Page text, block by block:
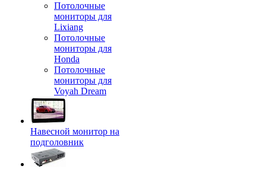
Потолочные
мониторы для
Lixiang
Потолочные
мониторы для
Honda
Потолочные
мониторы для
Voyah Dream
Навесной монитор на
подголовник